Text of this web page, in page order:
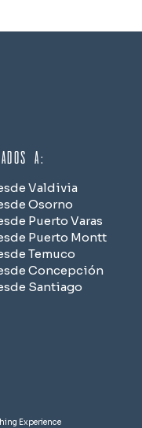
Valdivia
Osorno
Puerto Varas
Puerto Montt
Temuco
Concepción
Santiago
a:
Experience